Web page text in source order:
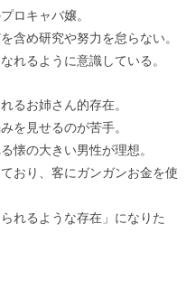
ロキャバ嬢。
含め研究や努力を怠らない。
れるように意識している。
るお姉さん的存在。
を見せるのが苦手。
懐の大きい男性が理想。
おり、客にガンガンお金を使
れるような存在」になりた